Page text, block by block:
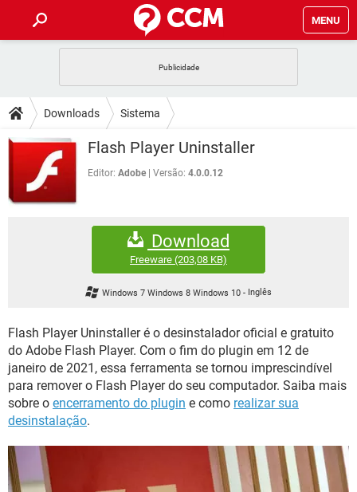
MENU
CELULAR
OUTLOOK EXCEL
INSTAGRAM GMAIL
GUIA DE COMPRAS
DICAS
JOGOS
CELULAR
OUTLOOK
DOWNLOADS
JOGOS WHATSAPP
CELULAR
EXCEL
GMAIL
FÓRUM
FACEBOOK
EXCEL
GMAIL
WHATSAPP
INSTAGRAM GMAIL
GUIA DE COMPRAS
Downloads Sistema
Flash Player Uninstaller
Editor: Adobe Versão: 4.0.0.12
Download
Freeware (203,08 KB)
Windows 7 Windows 8 Windows 10 - Inglês
Flash Player Uninstaller é o desinstalador oficial e gratuito
do Adobe Flash Player. Com o fim do plugin em 12 de
janeiro de 2021, essa ferramenta se tornou imprescindível
para remover o Flash Player do seu computador. Saiba mais
sobre o encerramento do plugin e como realizar sua
desinstalação.